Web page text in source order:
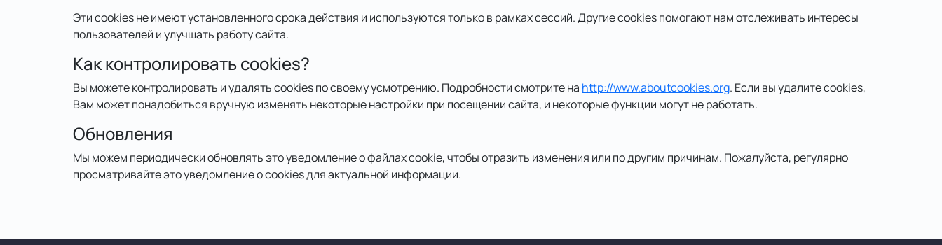
Эти cookies не имеют установленного срока действия и используются только в рамках сессий. Другие cookies помогают нам отслеживать интересы
пользователей и улучшать работу сайта.
Как контролировать cookies?
Вы можете контролировать и удалять cookies по своему усмотрению. Подробности смотрите на http://www.aboutcookies.org. Если вы удалите cookies,
Вам может понадобиться вручную изменять некоторые настройки при посещении сайта, и некоторые функции могут не работать.
Обновления
Мы можем периодически обновлять это уведомление о файлах cookie, чтобы отразить изменения или по другим причинам. Пожалуйста, регулярно
просматривайте это уведомление о cookies для актуальной информации.